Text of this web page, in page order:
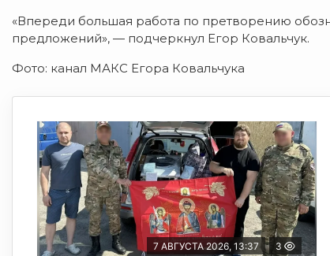
«Впереди большая работа по претворению
предложений», — подчеркнул Егор Ковальчук.
Фото: канал МАКС Егора Ковальчука
7 АВГУСТА 2026, 13:37 3